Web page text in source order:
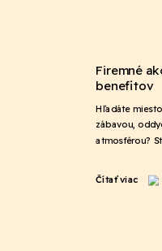
Firemné
benefitov
Hľadáte
zábavou,
atmosférou?
Čítať viac